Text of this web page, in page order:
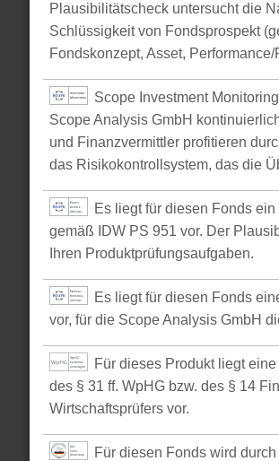
Plausibilitätscheck untersucht die
Schlüssigkeit von Fondsprospekt
Fondskonzept, Asset,
Scope Investment
Scope Analysis GmbH
und Finanzvermittler profitieren
das Risikokontrollsystem, das die
Es liegt für diesen Fonds
gemäß IDW PS 951 vor. Der
Ihren Produktprüfungsaufgaben.
Es liegt für diesen Fonds
vor, für die Scope Analysis GmbH
Für dieses Produkt liegt
des § 31 ff. WpHG bzw. des § 14
Wirtschaftsprüfers vor.
Für diesen Fonds wird